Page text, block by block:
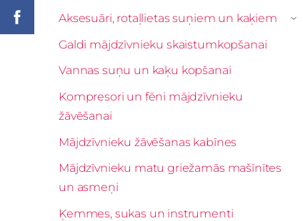
Aksesuāri, rotaļlietas suņiem un kaķiem ›
Galdi mājdzīvnieku skaistumkopšanai
Vannas suņu un kaķu kopšanai
Kompresori un fēni mājdzīvnieku
žāvēšanai
Mājdzīvnieku žāvēšanas kabīnes
Mājdzīvnieku matu griežamās mašīnītes
un asmeņi
Ķemmes, sukas un instrumenti